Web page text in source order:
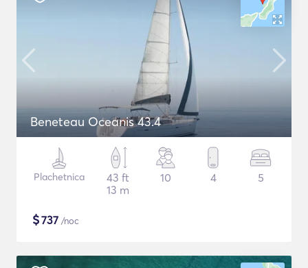
Beneteau Oceanis 43.4
Plachetnica
43 ft
13 m
10 4 5
$737 /noc